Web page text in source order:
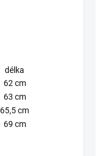
délka
62 cm
63 cm
65,5 cm
69 cm